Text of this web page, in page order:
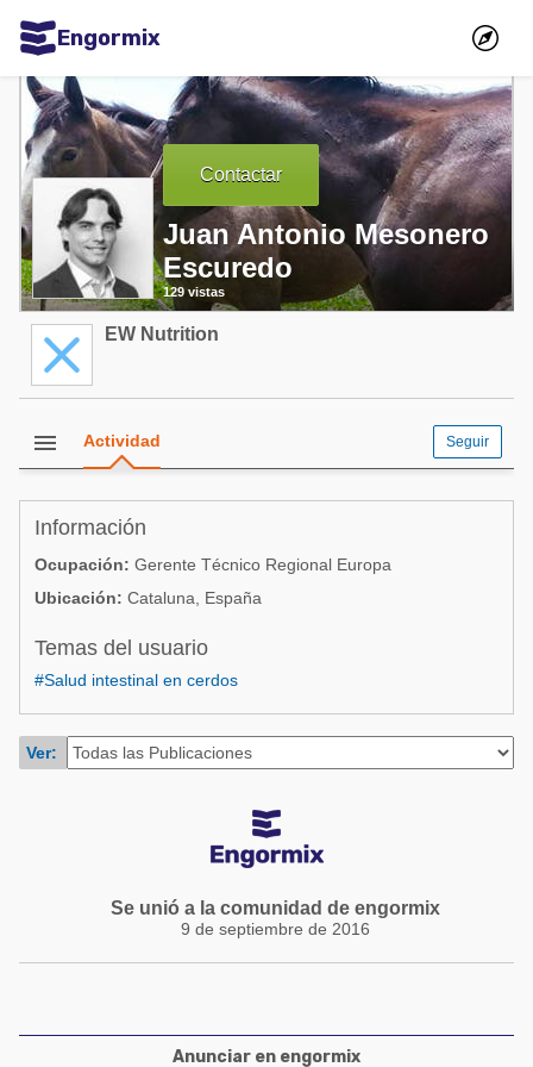
Engormix
Comunidades en español
Agricultura
Balanceados - Piensos
Avicultura
Ganadería
Lechería
Micotoxinas
Porcicultura
Mascotas
Micotoxinas
Porcicultura
Lechería
Balanceados - Piensos
Comunidades en portugués
Micotoxinas
Avicultura
Ganadería
Contactar
Juan Antonio Mesonero
Escuredo
129 vistas
EW Nutrition
menu Actividad Seguir
Información
Ocupación: Gerente Técnico Regional Europa
Ubicación: Cataluna, España
Temas del usuario
#Salud intestinal en cerdos
Ver:
Se unió a la comunidad de engormix
9 de septiembre de 2016
Anunciar en engormix